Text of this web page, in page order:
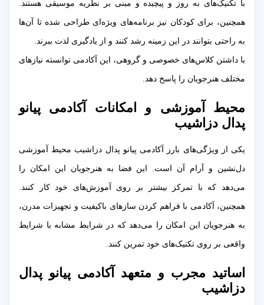
با تکنیک‌های به روز و پیچیده و مبنی بر نظریه موسیقی هستند.
همچنین، برای کودکان نیز برنامه‌های ویژه‌ای طراحی شده تا آن‌ها
به راحتی بتوانند در این زمینه رشد کنند و از یادگیری لذت ببرند.
با داشتن کلاس‌های خصوصی و گروهی، این آکادمی توانسته نیازهای
مختلف هنرجویان را پاسخ دهد.
محیط آموزشی و امکانات آکادمی پیانو
پدال دزاشیب
یکی از ویژگی‌های بارز آکادمی پیانو پدال دزاشیب محیط آموزشی
دل‌نشین و آرام آن است. این فضا به هنرجویان این امکان را
می‌دهد که با تمرکز بیشتر بر روی آموزش‌های خود کار کنند.
همچنین، آکادمی با فراهم کردن سازهای باکیفیت و تجهیزات مدرن،
به هنرجویان این امکان را می‌دهد که در شرایط مشابه با شرایط
واقعی بر روی تکنیک‌های خود تمرین کنند.
اساتید مجرب و متعهد آکادمی پیانو پدال
دزاشیب